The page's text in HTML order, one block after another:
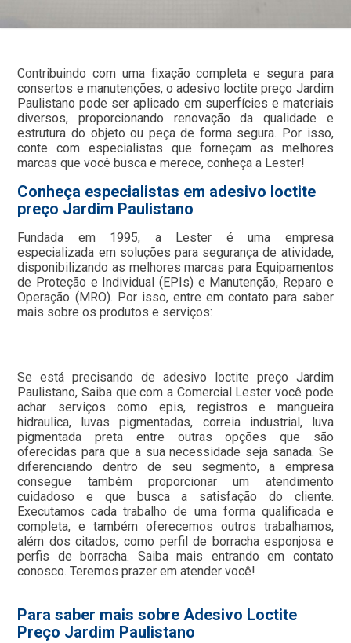
Contribuindo com uma fixação completa e segura para
consertos e manutenções, o adesivo loctite preço Jardim
Paulistano pode ser aplicado em superfícies e materiais
diversos, proporcionando renovação da qualidade e
estrutura do objeto ou peça de forma segura. Por isso,
conte com especialistas que forneçam as melhores
marcas que você busca e merece, conheça a Lester!
Conheça especialistas em adesivo loctite
preço Jardim Paulistano
Fundada em 1995, a Lester é uma empresa
especializada em soluções para segurança de atividade,
disponibilizando as melhores marcas para Equipamentos
de Proteção e Individual (EPIs) e Manutenção, Reparo e
Operação (MRO). Por isso, entre em contato para saber
mais sobre os produtos e serviços:
Se está precisando de adesivo loctite preço Jardim
Paulistano, Saiba que com a Comercial Lester você pode
achar serviços como epis, registros e mangueira
hidraulica, luvas pigmentadas, correia industrial, luva
pigmentada preta entre outras opções que são
oferecidas para que a sua necessidade seja sanada. Se
diferenciando dentro de seu segmento, a empresa
consegue também proporcionar um atendimento
cuidadoso e que busca a satisfação do cliente.
Executamos cada trabalho de uma forma qualificada e
completa, e também oferecemos outros trabalhamos,
além dos citados, como perfil de borracha esponjosa e
perfis de borracha. Saiba mais entrando em contato
conosco. Teremos prazer em atender você!
Para saber mais sobre Adesivo Loctite
Preço Jardim Paulistano